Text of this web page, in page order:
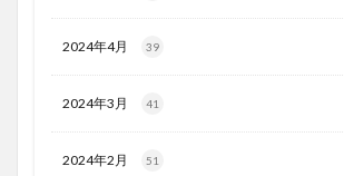
2024年4月 39
2024年3月 41
2024年2月 51